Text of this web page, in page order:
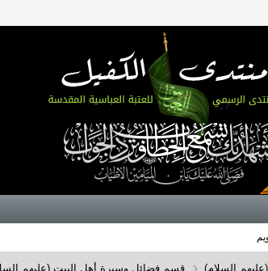
السلام) قسم فضائل وسيرة أهل البيت (عليهم